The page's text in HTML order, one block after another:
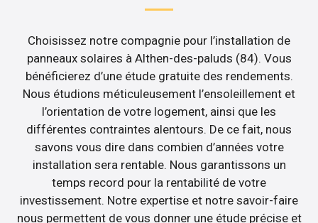
Choisissez notre compagnie pour l’installation de
panneaux solaires à Althen-des-paluds (84). Vous
bénéficierez d’une étude gratuite des rendements.
Nous étudions méticuleusement l’ensoleillement et
l’orientation de votre logement, ainsi que les
différentes contraintes alentours. De ce fait, nous
savons vous dire dans combien d’années votre
installation sera rentable. Nous garantissons un
temps record pour la rentabilité de votre
investissement. Notre expertise et notre savoir-faire
nous permettent de vous donner une étude précise et